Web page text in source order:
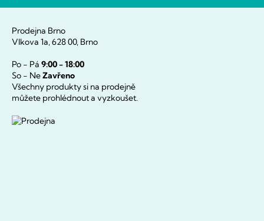
Prodejna Brno
Vlkova 1a, 628 00, Brno
Po - Pá 9:00 - 18:00
So - NeZavřeno
Všechny produkty si na prodejně
můžete prohlédnout a vyzkoušet.